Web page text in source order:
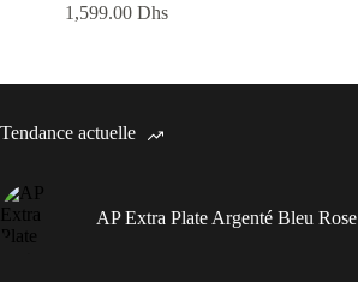
1,599.00Dhs
Tendance actuelle
AP Extra Plate Argenté Bleu Rose